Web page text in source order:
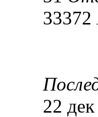
33372
22